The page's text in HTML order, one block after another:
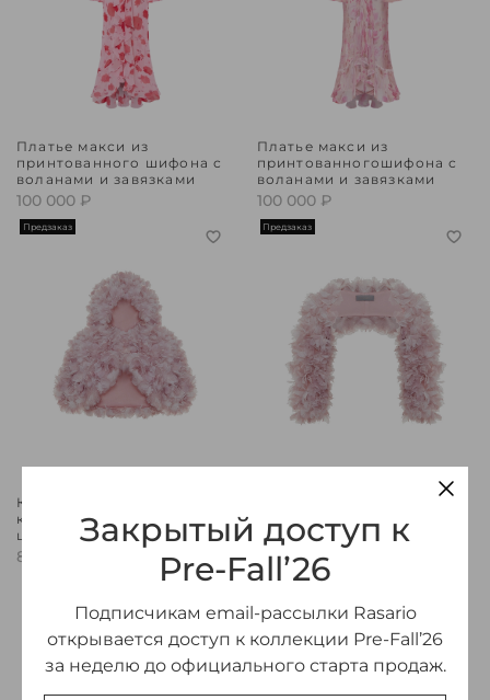
Платье макси из
принтованного шифона с
воланами и завязками
100 000 ₽
Платье макси из
принтованногошифона с
воланами и завязками
100 000 ₽
Предзаказ
Кейп укороченный с
капюшоном и отделкой из
цветов
85 000 ₽
Предзаказ
85 000 ₽
Предзаказ
Закрытый доступ к
Pre-Fall’26
Подписчикам email-рассылки Rasario
открывается доступ к коллекции Pre-Fall’26
за неделю до официального старта продаж.